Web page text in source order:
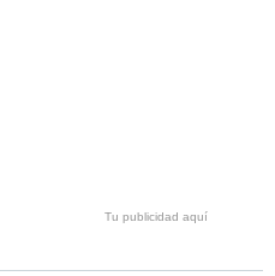
Tu publicidad aquí